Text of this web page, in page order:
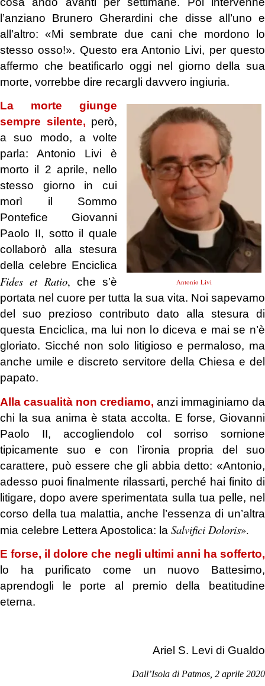
l’anziano Brunero Gherardini che disse all’uno e
all’altro: «Mi sembrate due cani che mordono lo
stesso osso!». Questo era Antonio Livi, per questo
affermo che beatificarlo oggi nel giorno della sua
morte, vorrebbe dire recargli davvero ingiuria.
Antonio Livi
La morte giunge
sempre silente, però,
a suo modo, a volte
parla: Antonio Livi è
morto il 2 aprile, nello
stesso giorno in cui
morì il Sommo
Pontefice Giovanni
Paolo II, sotto il quale
collaborò alla stesura
della celebre Enciclica
Fides et Ratio, che s’è
portata nel cuore per tutta la sua vita. Noi sapevamo
del suo prezioso contributo dato alla stesura di
questa Enciclica, ma lui non lo diceva e mai se n’è
gloriato. Sicché non solo litigioso e permaloso, ma
anche umile e discreto servitore della Chiesa e del
papato.
Alla casualità non crediamo, anzi immaginiamo da
chi la sua anima è stata accolta. E forse, Giovanni
Paolo II, accogliendolo col sorriso sornione
tipicamente suo e con l’ironia propria del suo
carattere, può essere che gli abbia detto: «Antonio,
adesso puoi finalmente rilassarti, perché hai finito di
litigare, dopo avere sperimentata sulla tua pelle, nel
corso della tua malattia, anche l’essenza di un’altra
mia celebre Lettera Apostolica: la Salvifici Doloris».
E forse, il dolore che negli ultimi anni ha sofferto,
lo ha purificato come un nuovo Battesimo,
aprendogli le porte al premio della beatitudine
eterna.
Ariel S. Levi di Gualdo
Dall’Isola di Patmos, 2 aprile 2020